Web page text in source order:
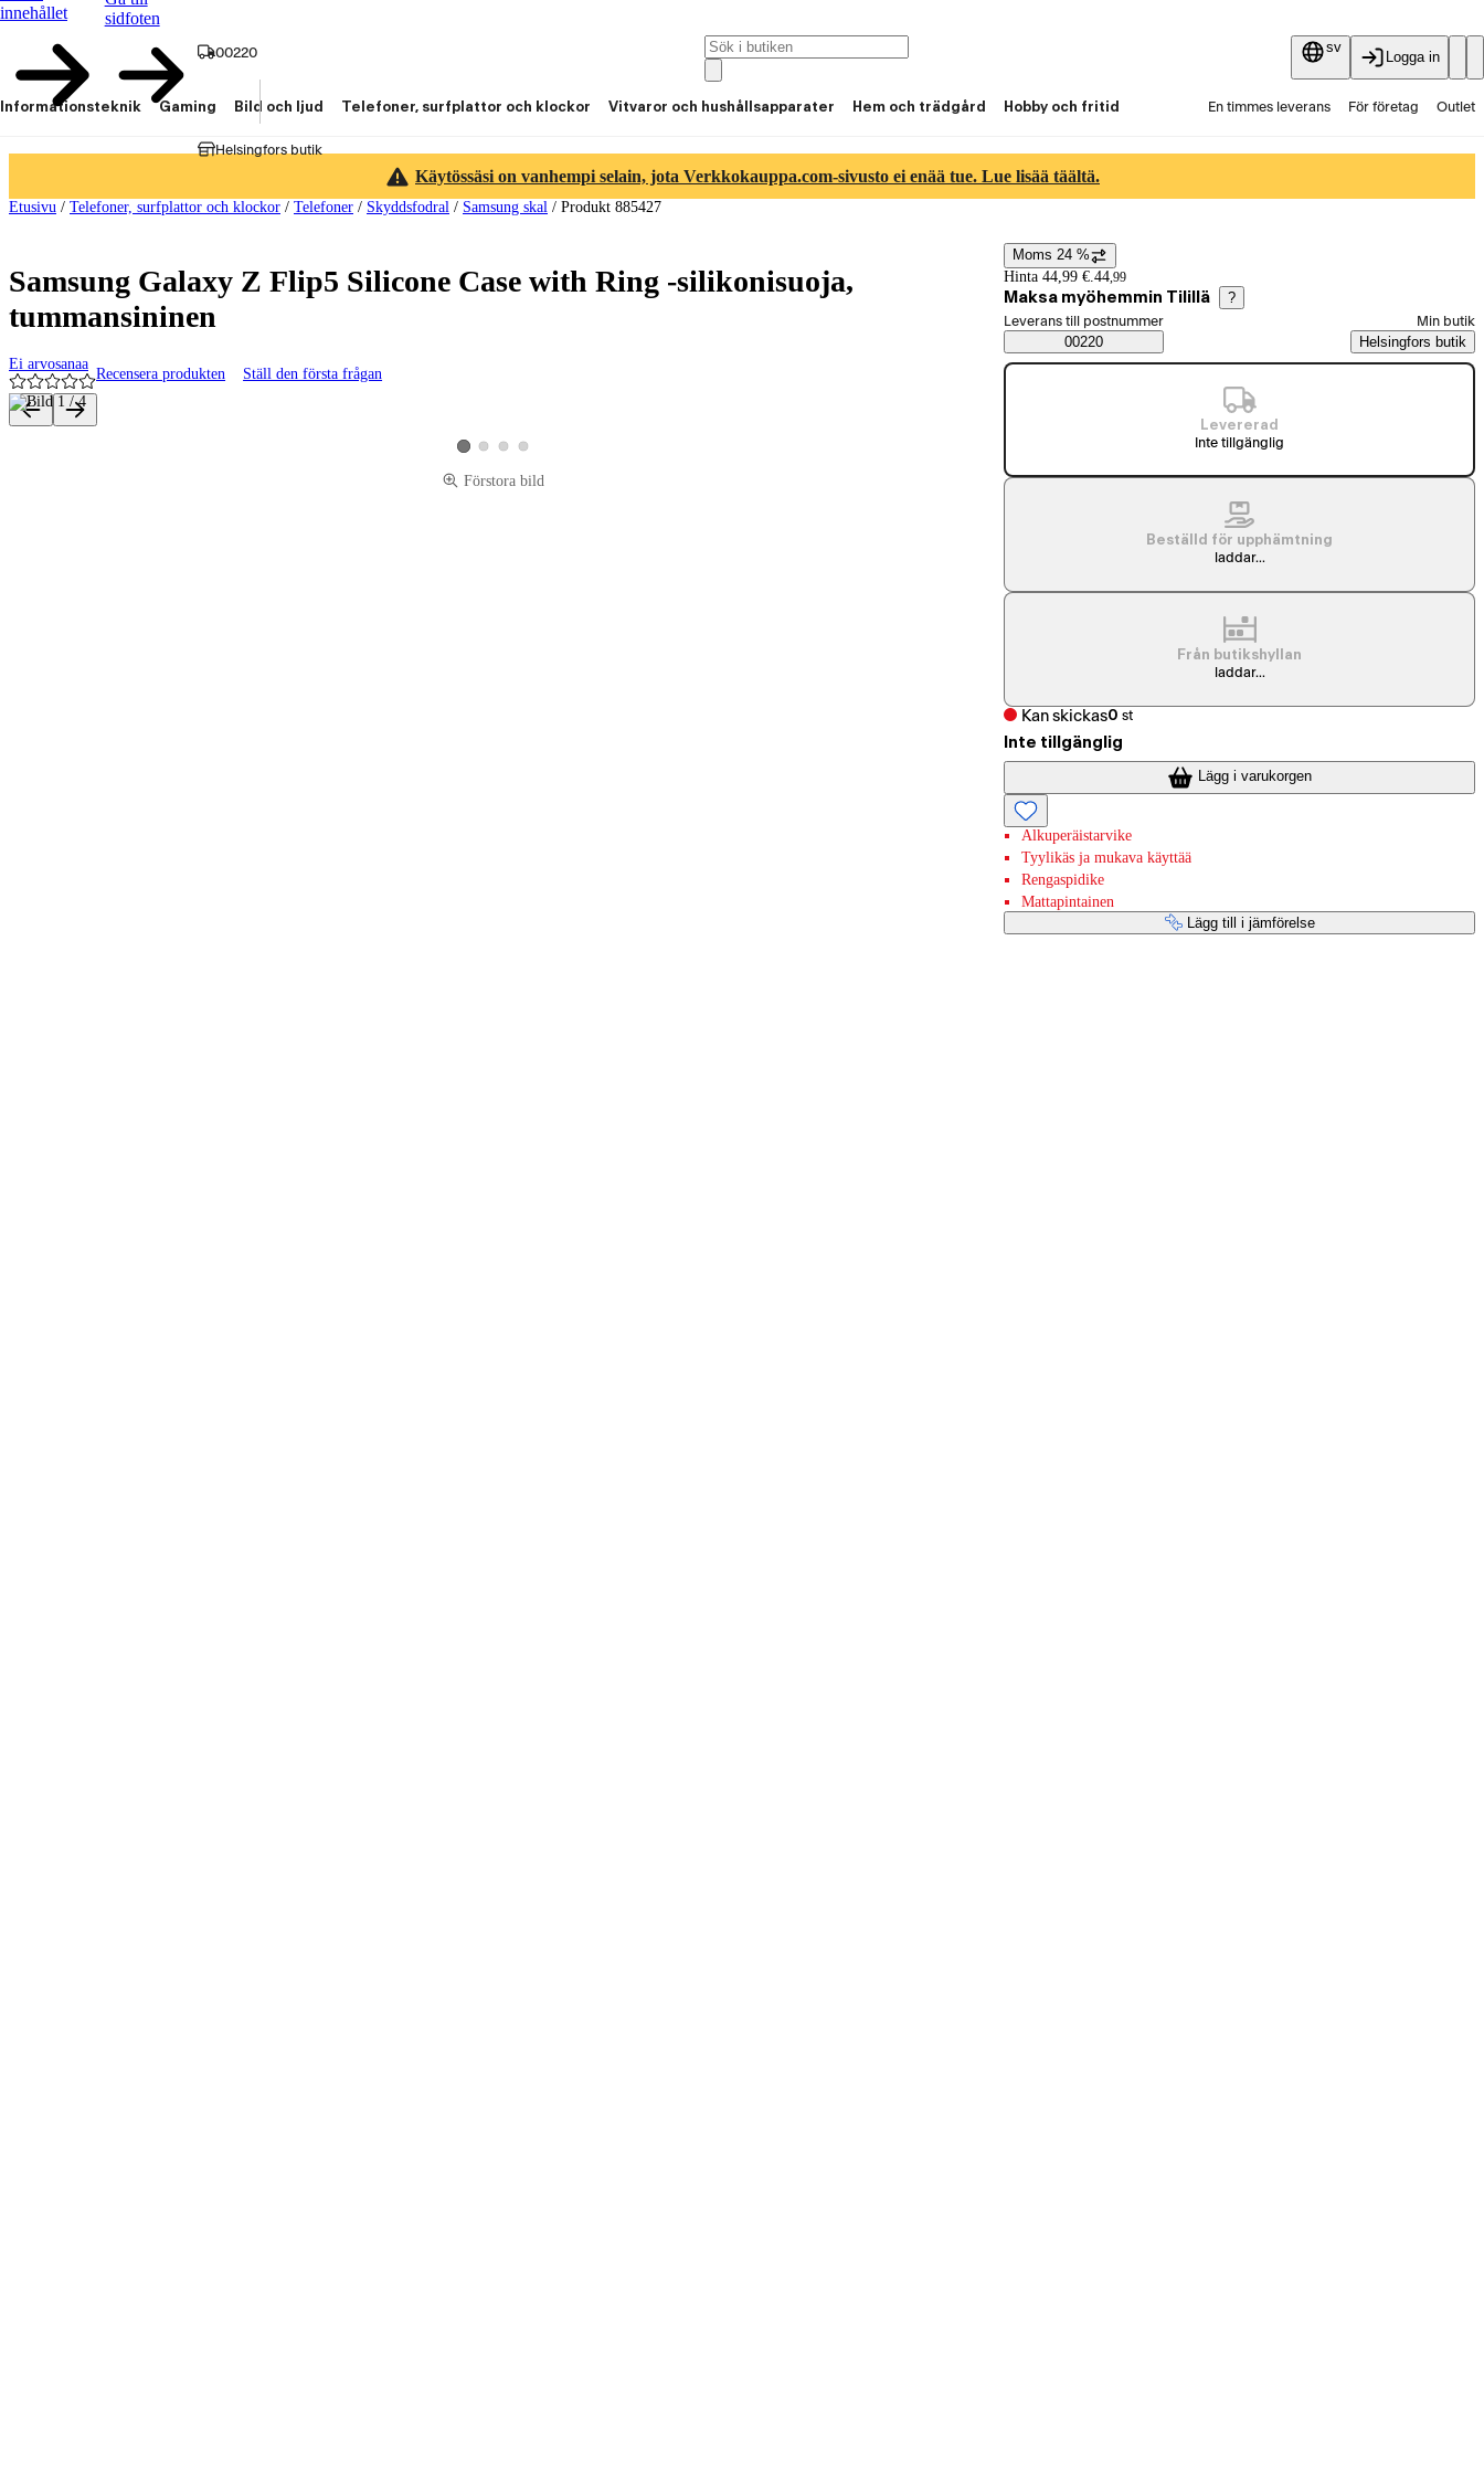
innehållet
sidfoten
00220
Helsingfors butik
sv
Logga in
Informationsteknik Gaming Bild och ljud Telefoner, surfplattor och klockor Vitvaror och hushållsapparater Hem och trädgård Hobby och fritid En timmes leverans För företag Outlet
Käytössäsi on vanhempi selain, jota Verkkokauppa.com-sivusto ei enää tue. Lue lisää täältä.
Etusivu / Telefoner, surfplattor och klockor / Telefoner / Skyddsfodral / Samsung skal / Produkt 885427
Samsung Galaxy Z Flip5 Silicone Case with Ring -silikonisuoja,
tummansininen
Ei arvosanaa
Recensera produkten Ställ den första frågan
Produktbilder och videor
Visa produktbild 1
Visa produktbild 2
Visa produktbild 3
Visa produktbild 4
Förstora bild
Prisinformation
Moms 24 %
Hinta 44,99 €.44,99
Maksa myöhemmin Tilillä ?
Saatavuustiedot
Välj beställningssätt
Leverans till postnummer
00220
Min butik
Helsingfors butik
Levererad
Inte tillgänglig
Beställd för upphämtning
laddar...
Från butikshyllan
laddar...
Kan skickas0 st
Inte tillgänglig
Lägg i varukorgen
Alkuperäistarvike
Tyylikäs ja mukava käyttää
Rengaspidike
Mattapintainen
Lägg till i jämförelse